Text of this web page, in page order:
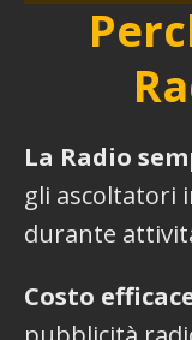
La Radio
gli ascoltatori
durante
Costo